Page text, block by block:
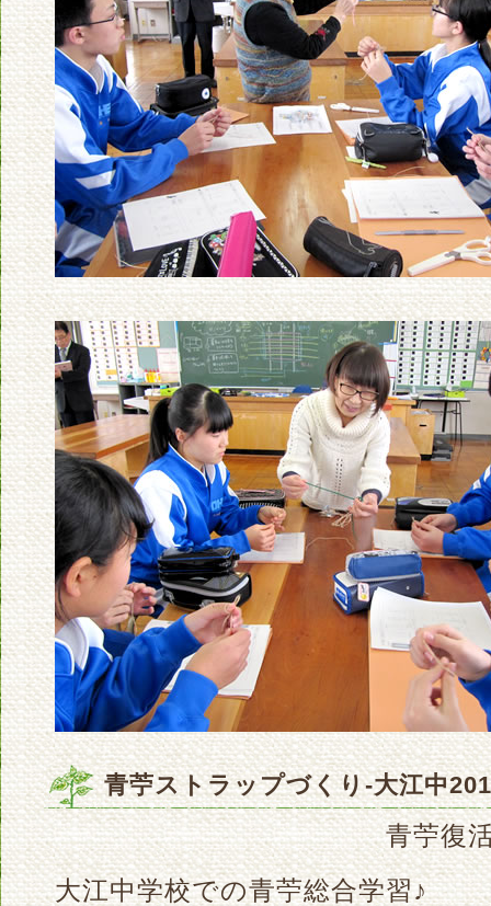
青苧ストラップづくり-大江中
青苧復
大江中学校での青苧総合学習♪